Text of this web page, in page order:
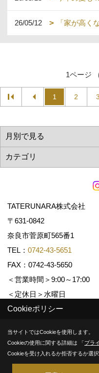
26/05/12 「家が高く
1ページ
1 2 3
TATERUNARA株式会社
〒631-0842
奈良市菅原町565番1
TEL： 0742-43-5651
FAX：0742-43-5650
＜営業時間＞9:00～17:00
＜定休日＞水曜日
Copyright (c) TATERUNARA. All
Produced byゴデスクリエイト
Cookieポリシー
当サイトではCookieを使用します。
Cookieの使用に関する詳細は 「プラ
Cookieを受け入れるか拒否するか選択